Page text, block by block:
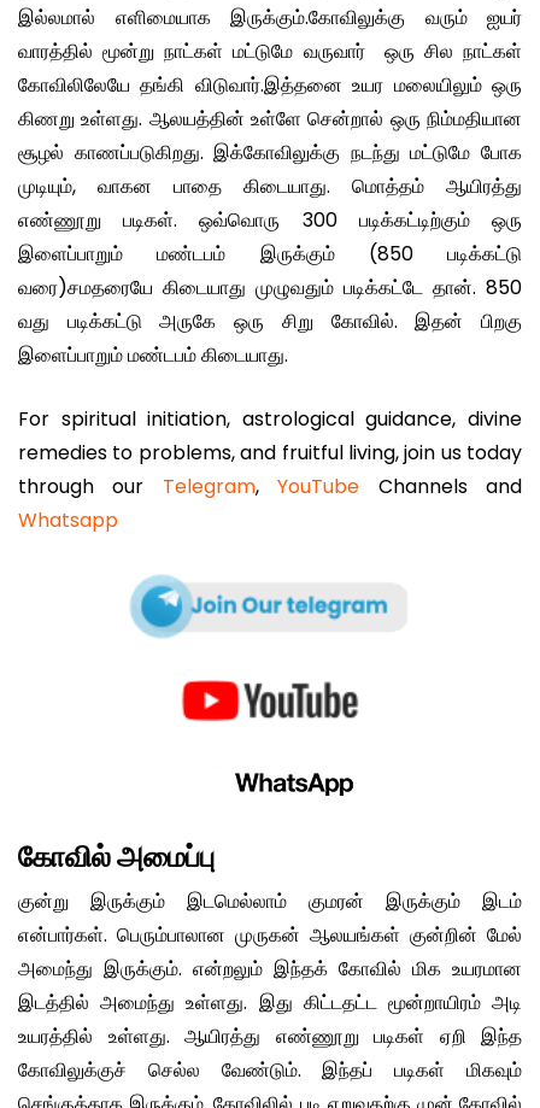
இல்லமால் எளிமையாக இருக்கும்.கோவிலுக்கு வரும் ஐயர்
வாரத்தில் மூன்று நாட்கள் மட்டுமே வருவார் ஒரு சில நாட்கள்
கோவிலிலேயே தங்கி விடுவார்.இத்தனை உயர மலையிலும் ஒரு
கிணறு உள்ளது. ஆலயத்தின் உள்ளே சென்றால் ஒரு நிம்மதியான
சூழல் காணப்படுகிறது. இக்கோவிலுக்கு நடந்து மட்டுமே போக
முடியும், வாகன பாதை கிடையாது. மொத்தம் ஆயிரத்து
எண்ணூறு படிகள். ஒவ்வொரு 300 படிக்கட்டிற்கும் ஒரு
இளைப்பாறும் மண்டபம் இருக்கும் (850 படிக்கட்டு
வரை)சமதரையே கிடையாது முழுவதும் படிக்கட்டே தான். 850
வது படிக்கட்டு அருகே ஒரு சிறு கோவில். இதன் பிறகு
இளைப்பாறும் மண்டபம் கிடையாது.
For spiritual initiation, astrological guidance, divine
remedies to problems, and fruitful living, join us today
through our Telegram,YouTube Channels and
Whatsapp
கோவில் அமைப்பு
குன்று இருக்கும் இடமெல்லாம் குமரன் இருக்கும் இடம்
என்பார்கள். பெரும்பாலான முருகன் ஆலயங்கள் குன்றின் மேல்
அமைந்து இருக்கும். என்றலும் இந்தக் கோவில் மிக உயரமான
இடத்தில் அமைந்து உள்ளது. இது கிட்டதட்ட மூன்றாயிரம் அடி
உயரத்தில் உள்ளது. ஆயிரத்து எண்ணூறு படிகள் ஏறி இந்த
கோவிலுக்குச் செல்ல வேண்டும். இந்தப் படிகள் மிகவும்